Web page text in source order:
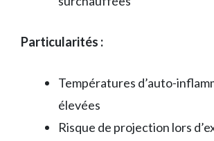
Particularités :
Températures d’auto-
élevées
Risque de projection lors